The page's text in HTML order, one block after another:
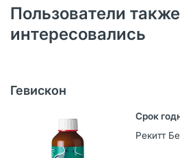
Пользователи также
интересовались
Гевискон